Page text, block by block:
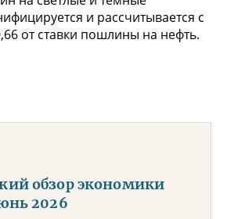
и рассчитывается с
от ставки пошлины на нефть.
обзор экономики
2026